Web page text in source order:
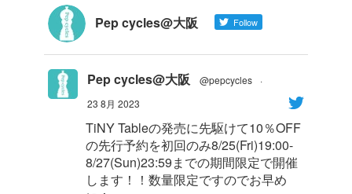
Pep cycles@大阪 Follow
Pep cycles@大阪 @pepcycles
·
23 8月 2023
TiNY Tableの発売に先駆けて10％OFF
の先行予約を初回のみ8/25(Fri)19:00-
8/27(Sun)23:59までの期間限定で開催
します！！数量限定ですのでお早め